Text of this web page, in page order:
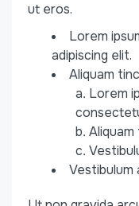
ut eros.
Lorem
adipiscing elit.
Aliquam
Lorem
Aliquam
Vestibulum